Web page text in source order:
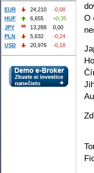
O
EUR 24,210
-0,08
HUF
6,655
+0,35
JPY
13,288
0,00
PLN
5,632
-0,24
USD
20,976 -0,18